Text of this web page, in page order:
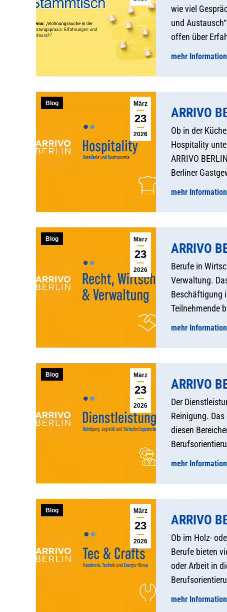
wie viel
und
offen über
mehr
März
23
2026
Blog
ARRIVO
Ob in der
Hospitality
ARRIVO
Berliner
mehr
März
23
2026
Blog
ARRIVO
Berufe in
Verwaltung.
Beschäftigung
Teilnehmende
mehr
März
23
2026
Blog
ARRIVO
Der
Reinigung.
diesen
mehr
März
23
2026
Blog
ARRIVO
Ob im Holz-
Berufe bieten
oder Arbeit in
mehr